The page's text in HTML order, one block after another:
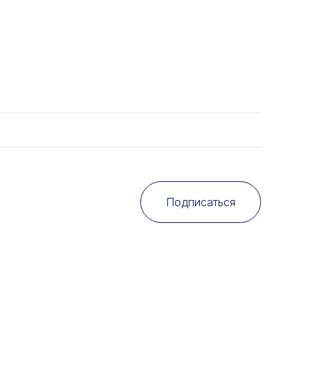
Подписаться